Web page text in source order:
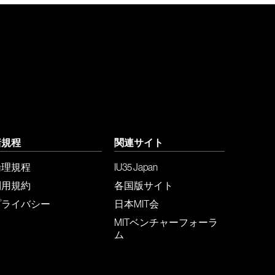
程
規程
規約
イバシー
関連サイト
IU35 Japan
各国版サイト
日本MIT会
MITベンチャーフォーラ
ム